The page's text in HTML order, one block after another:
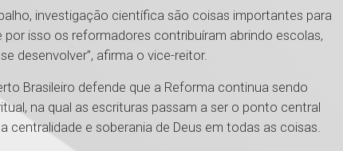
investigação científica são coisas importantes para
isso os reformadores contribuíram abrindo escolas,
desenvolver”, afirma o vice-reitor.
Brasileiro defende que a Reforma continua sendo
na qual as escrituras passam a ser o ponto central
centralidade e soberania de Deus em todas as coisas.